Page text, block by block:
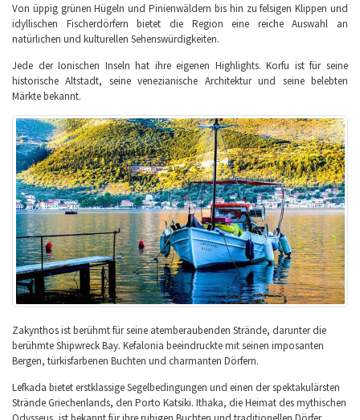
Von üppig grünen Hügeln und Pinienwäldern bis hin zu felsigen Klippen und
idyllischen Fischerdörfern bietet die Region eine reiche Auswahl an
natürlichen und kulturellen Sehenswürdigkeiten.
Jede der Ionischen Inseln hat ihre eigenen Highlights. Korfu ist für seine
historische Altstadt, seine venezianische Architektur und seine belebten
Märkte bekannt.
Zakynthos ist berühmt für seine atemberaubenden Strände, darunter die
berühmte Shipwreck Bay. Kefalonia beeindruckte mit seinen imposanten
Bergen, türkisfarbenen Buchten und charmanten Dörfern.
Lefkada bietet erstklassige Segelbedingungen und einen der spektakulärsten
Strände Griechenlands, den Porto Katsiki. Ithaka, die Heimat des mythischen